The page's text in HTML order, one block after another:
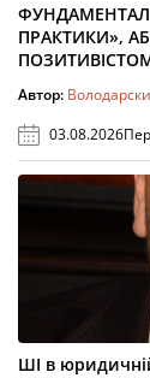
ПРАКТИКИ»,
Автор:
03.08.2026
ШІ в